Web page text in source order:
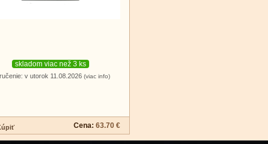
skladom viac než 3 ks
v utorok 11.08.2026 (viac info)
Cena: 63.70 €